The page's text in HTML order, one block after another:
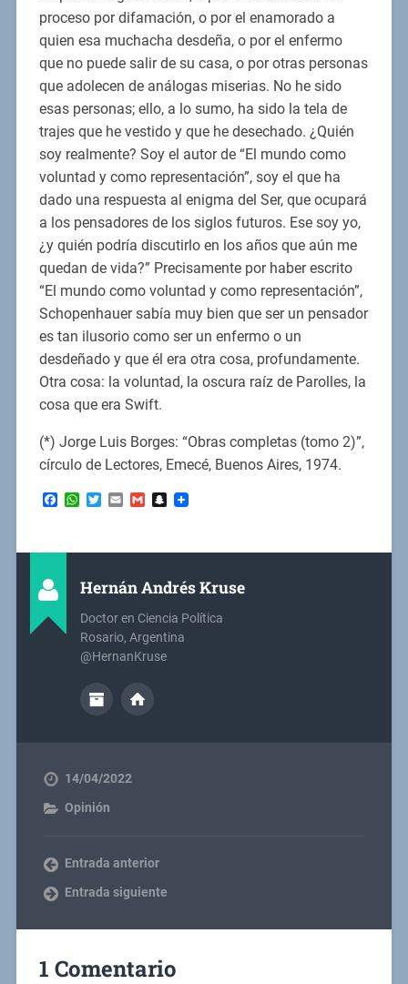
proceso por difamación, o por el enamorado a
quien esa muchacha desdeña, o por el enfermo
que no puede salir de su casa, o por otras personas
que adolecen de análogas miserias. No he sido
esas personas; ello, a lo sumo, ha sido la tela de
trajes que he vestido y que he desechado. ¿Quién
soy realmente? Soy el autor de “El mundo como
voluntad y como representación”, soy el que ha
dado una respuesta al enigma del Ser, que ocupará
a los pensadores de los siglos futuros. Ese soy yo,
¿y quién podría discutirlo en los años que aún me
quedan de vida?” Precisamente por haber escrito
“El mundo como voluntad y como representación”,
Schopenhauer sabía muy bien que ser un pensador
es tan ilusorio como ser un enfermo o un
desdeñado y que él era otra cosa, profundamente.
Otra cosa: la voluntad, la oscura raíz de Parolles, la
cosa que era Swift.
(*) Jorge Luis Borges: “Obras completas (tomo 2)”,
círculo de Lectores, Emecé, Buenos Aires, 1974.
Facebook
WhatsApp
Twitter
EmailGmailSnapchat
Hernán Andrés Kruse
Doctor en Ciencia Política
Rosario, Argentina
@HernanKruse
14/04/2022
Opinión
Entrada anterior
Entrada siguiente
1 Comentario